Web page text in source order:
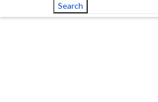
Search